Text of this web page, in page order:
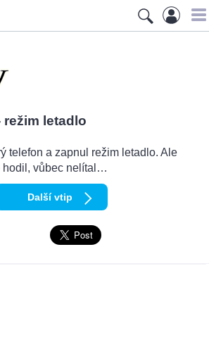
letadlo
telefon a zapnul režim letadlo. Ale
hodil, vůbec nelítal…
Další vtip